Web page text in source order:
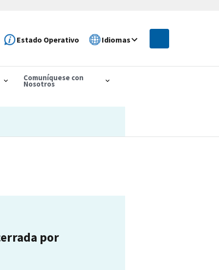
Estado Operativo Idiomas
Comuníquese con
Nosotros
por